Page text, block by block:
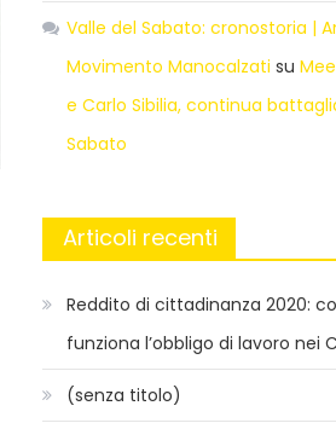
Valle del Sabato: cronostoria |
Movimento Manocalzati su
e Carlo Sibilia, continua
Sabato
Articoli recenti
Reddito di cittadinanza 2020:
funziona l’obbligo di lavoro nei
(senza titolo)